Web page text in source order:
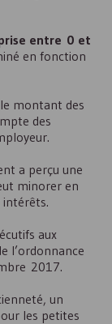
entre 0 et
en fonction
montant des
des
a perçu une
minorer en
intérêts.
aux
l’ordonnance
2017.
un
les petites